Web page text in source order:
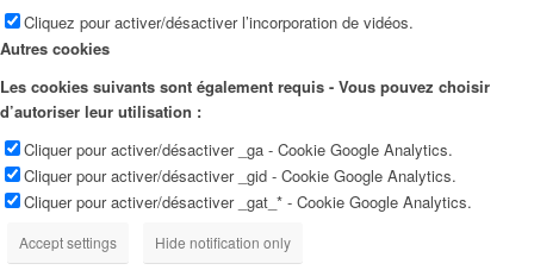
Cliquez pour activer/désactiver l’incorporation de vidéos.
Autres cookies
Les cookies suivants sont également requis - Vous pouvez choisir
d’autoriser leur utilisation :
Cliquer pour activer/désactiver _ga - Cookie Google Analytics.
Cliquer pour activer/désactiver _gid - Cookie Google Analytics.
Cliquer pour activer/désactiver _gat_* - Cookie Google Analytics.
Accept settings Hide notification only